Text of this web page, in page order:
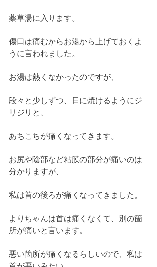
薬草湯に入ります。
傷口は痛むからお湯から上げておくよ
うに言われました。
お湯は熱くなかったのですが、
段々と少しずつ、日に焼けるようにジ
リジリと、
あちこちが痛くなってきます。
お尻や陰部など粘膜の部分が痛いのは
分かりますが、
私は首の後ろが痛くなってきました。
よりちゃんは首は痛くなくて、別の箇
所が痛いと言います。
悪い箇所が痛くなるらしいので、私は